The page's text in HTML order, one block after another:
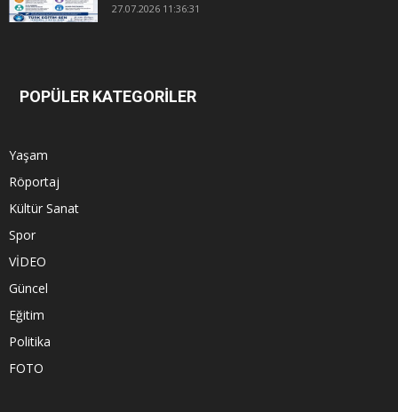
27.07.2026 11:36:31
POPÜLER KATEGORİLER
Yaşam
Röportaj
Kültür Sanat
Spor
VİDEO
Güncel
Eğitim
Politika
FOTO